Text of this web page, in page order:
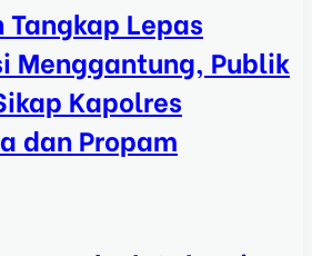
Tangkap Lepas
Menggantung, Publik
Kapolres
dan Propam